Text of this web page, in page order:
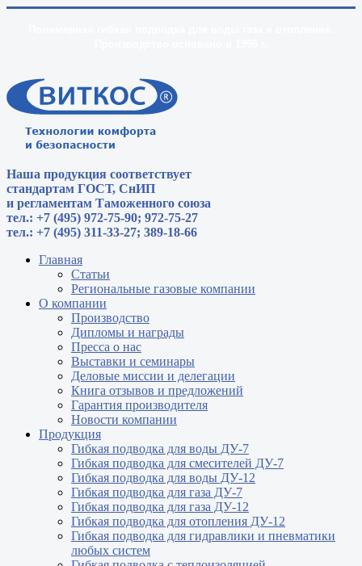
Наша продукция соответствует
стандартам ГОСТ, СнИП
и регламентам Таможенного союза
тел.: +7 (495) 972-75-90; 972-75-27
тел.: +7 (495) 311-33-27; 389-18-66
Главная
Статьи
Региональные газовые компании
О компании
Производство
Дипломы и награды
Пресса о нас
Выставки и семинары
Деловые миссии и делегации
Книга отзывов и предложений
Гарантия производителя
Новости компании
Продукция
Гибкая подводка для воды ДУ-7
Гибкая подводка для смесителей ДУ-7
Гибкая подводка для воды ДУ-12
Гибкая подводка для газа ДУ-7
Гибкая подводка для газа ДУ-12
Гибкая подводка для отопления ДУ-12
Гибкая подводка для гидравлики и пневматики
любых систем